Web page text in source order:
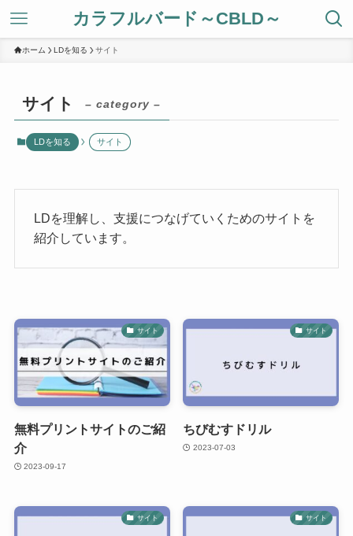
カラフルバード～CBLD～
ホーム LDを知る サイト
サイト – category –
LDを知る サイト
LDを理解し、支援につなげていくためのサイトを
紹介しています。
サイト
無料プリントサイトのご紹
介
2023-09-17
サイト
ちびむすドリル
2023-07-03
サイト サイト